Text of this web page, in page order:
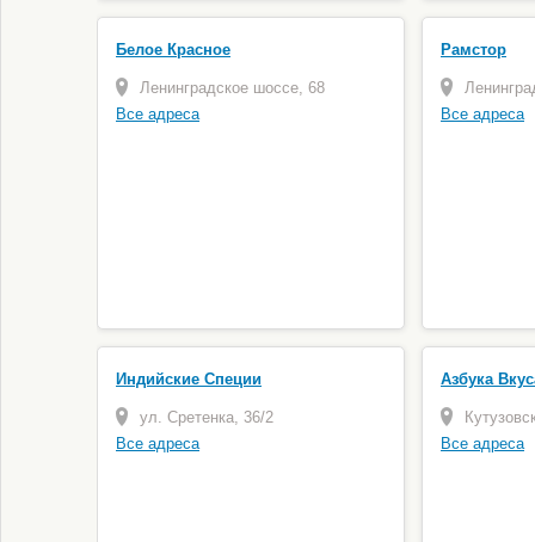
Белое Красное
Ленинградское шоссе, 68
Все адреса
Рамстор
Все адреса
Индийские Специи
ул. Сретенка, 36/2
Все адреса
Азбука
Все адреса